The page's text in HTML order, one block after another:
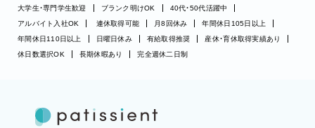
大学生・専門学生歓迎
ブランク明けOK
40代・50代活躍中
アルバイト入社OK
連休取得可能 月8回休み
年間休日105日以上
年間休日110日以上
日曜日休み 有給取得推奨
産休・育休取得実績あり
休日数選択OK
長期休暇あり 完全週休二日制